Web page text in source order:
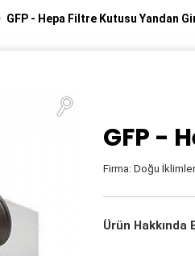
GFP - Hepa Filtre Kutusu Yandan
GFP -
Firma: Doğu
Ürün Hakkında